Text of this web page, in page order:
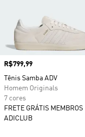
Preço
R$799,99
Tênis Samba ADV
Homem Originals
7 cores
FRETE GRÁTIS MEMBROS
ADICLUB